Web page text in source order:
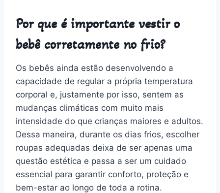
Por que é importante vestir o
bebê corretamente no frio?
Os bebês ainda estão desenvolvendo a
capacidade de regular a própria temperatura
corporal e, justamente por isso, sentem as
mudanças climáticas com muito mais
intensidade do que crianças maiores e adultos.
Dessa maneira, durante os dias frios, escolher
roupas adequadas deixa de ser apenas uma
questão estética e passa a ser um cuidado
essencial para garantir conforto, proteção e
bem-estar ao longo de toda a rotina.